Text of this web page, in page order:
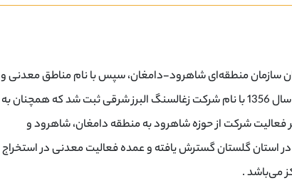
سازمان منطقه‌ای شاهرود-دامغان، سپس با نام مناطق معدنی و
اکتشافی شاهرود ادامه یافت و سرانجام در سال 1356 با نام شرکت زغالسنگ البرز شرقی ثبت شد که همچنان به
شرکت از حوزه شاهرود به منطقه دامغان، شاهرود و
استان گلستان گسترش یافته و عمده فعالیت معدنی در استخراج
می‌باشد .